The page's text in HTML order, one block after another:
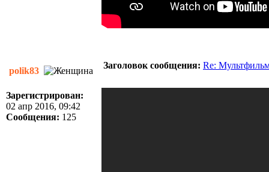
polik83
Заголовок сообщения: Re:
Зарегистрирован:
02 апр 2016, 09:42
Сообщения: 125